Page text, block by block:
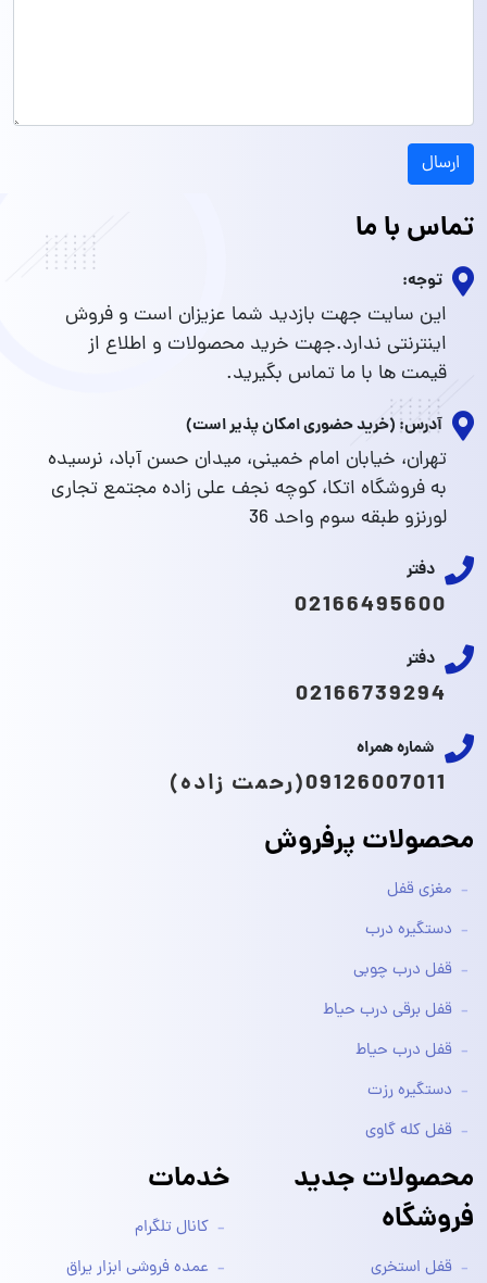
ارسال
تماس با ما
توجه:
این سایت جهت بازدید شما عزیزان است و فروش
اینترنتی ندارد.جهت خرید محصولات و اطلاع از
قیمت ها با ما تماس بگیرید.
آدرس: (خرید حضوری امکان پذیر است)
تهران، خیابان امام خمینی، میدان حسن آباد، نرسیده
به فروشگاه اتکا، کوچه نجف علی زاده مجتمع تجاری
لورنزو طبقه سوم واحد 36
دفتر
02166495600
دفتر
02166739294
شماره همراه
09126007011(رحمت زاده)
محصولات پرفروش
مغزی قفل
دستگیره درب
قفل درب چوبی
قفل برقی درب حیاط
قفل درب حیاط
دستگیره رزت
قفل کله گاوی
محصولات جدید
فروشگاه
قفل استخری
خدمات
کانال تلگرام
عمده فروشی ابزار یراق